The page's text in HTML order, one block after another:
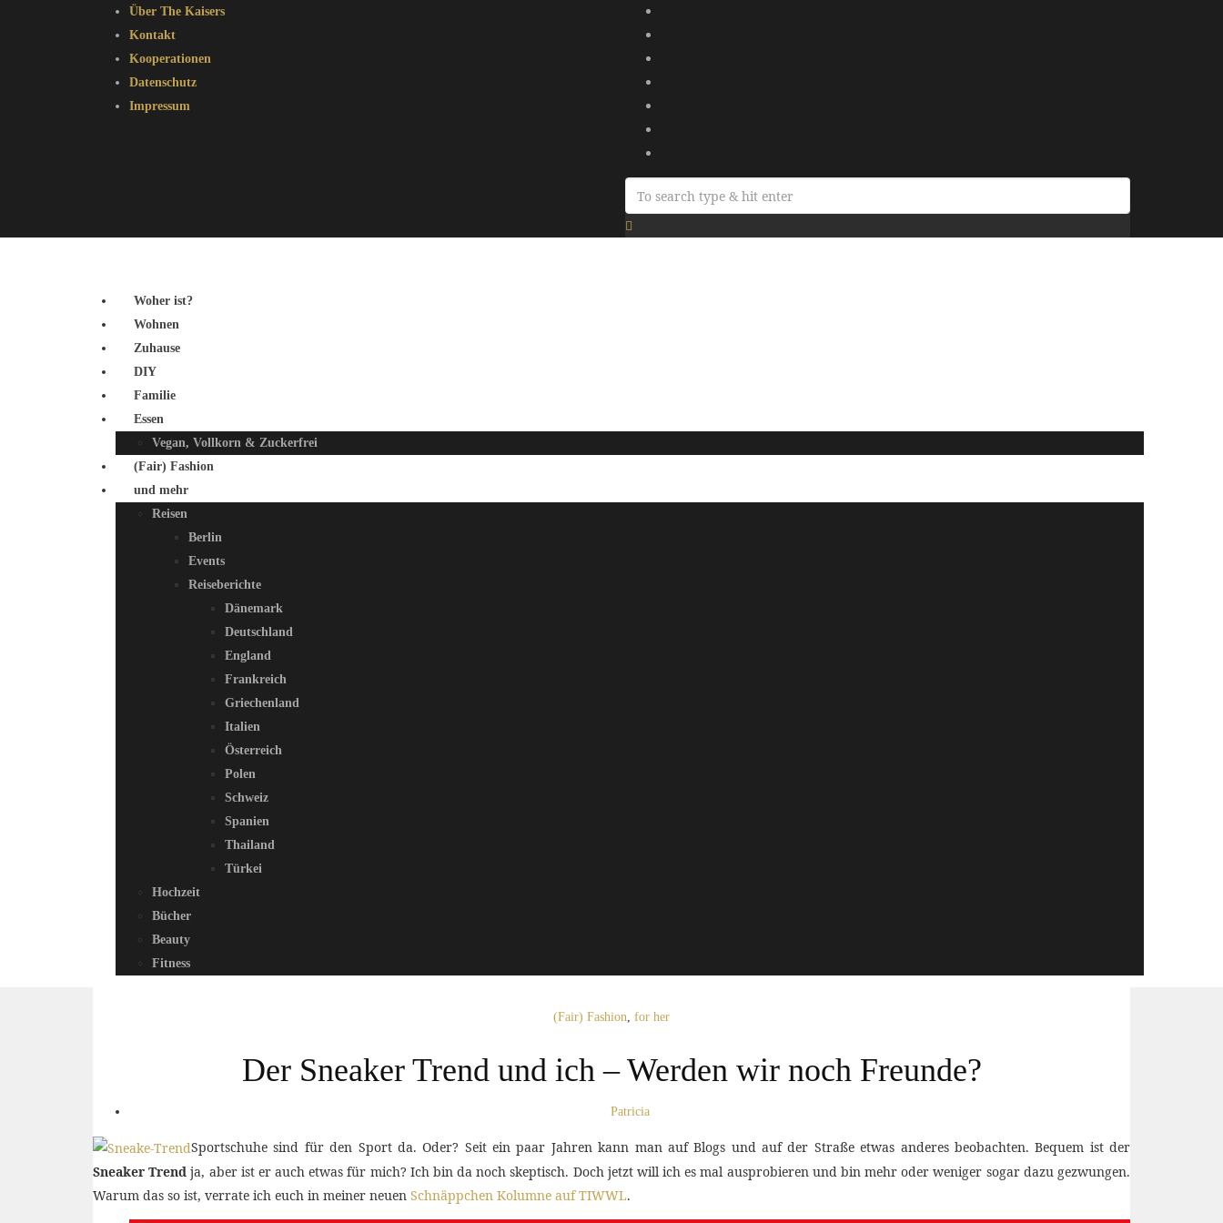
Über The Kaisers
Kontakt
Kooperationen
Datenschutz
Impressum
Woher ist?
Wohnen
Zuhause
DIY
Familie
Essen
Vegan, Vollkorn & Zuckerfrei
(Fair) Fashion
und mehr
Reisen
Berlin
Events
Reiseberichte
Dänemark
Deutschland
England
Frankreich
Griechenland
Italien
Österreich
Polen
Schweiz
Spanien
Thailand
Türkei
Hochzeit
Bücher
Beauty
Fitness
(Fair) Fashion, for her
Der Sneaker Trend und ich – Werden wir noch Freunde?
Patricia
Sportschuhe sind für den Sport da. Oder? Seit ein paar Jahren kann man auf Blogs und auf der Straße etwas anderes beobachten. Bequem ist der
Sneaker Trend ja, aber ist er auch etwas für mich? Ich bin da noch skeptisch. Doch jetzt will ich es mal ausprobieren und bin mehr oder weniger sogar dazu gezwungen.
Warum das so ist, verrate ich euch in meiner neuen Schnäppchen Kolumne auf TIWWL.